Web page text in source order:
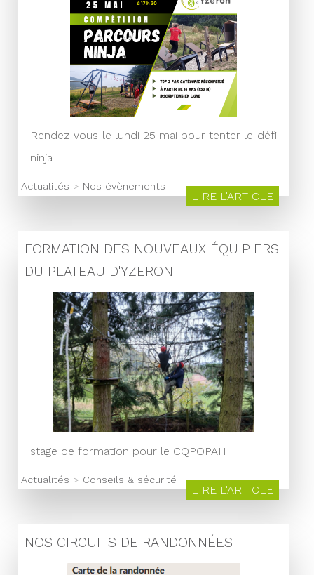
Rendez-vous le lundi 25 mai pour tenter le défi
ninja !
Actualités > Nos évènements
LIRE L'ARTICLE
FORMATION DES NOUVEAUX ÉQUIPIERS
DU PLATEAU D'YZERON
stage de formation pour le CQPOPAH
Actualités > Conseils & sécurité
LIRE L'ARTICLE
NOS CIRCUITS DE RANDONNÉES